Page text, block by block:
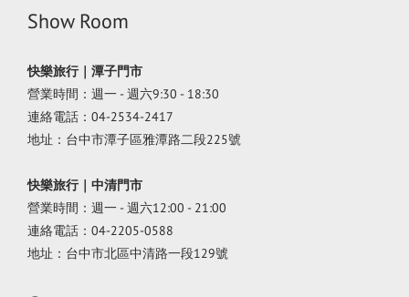
Show Room
快樂旅行｜潭子門市
營業時間：週一 - 週六9:30 - 18:30
連絡電話：04-2534-2417
地址：台中市潭子區雅潭路二段225號
快樂旅行｜中清門市
營業時間：週一 - 週六12:00 - 21:00
連絡電話：04-2205-0588
地址：台中市北區中清路一段129號